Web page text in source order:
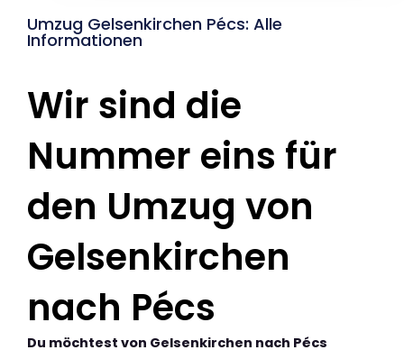
Umzug Gelsenkirchen Pécs: Alle
Informationen
Wir sind die
Nummer eins für
den Umzug von
Gelsenkirchen
nach Pécs
Du möchtest von Gelsenkirchen nach Pécs